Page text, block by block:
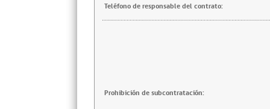
Teléfono de responsable del contrato:
Prohibición de subcontratación: